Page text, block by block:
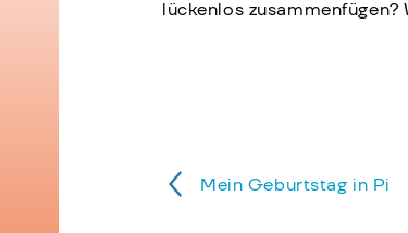
lückenlos
Mein Geburtstag in Pi